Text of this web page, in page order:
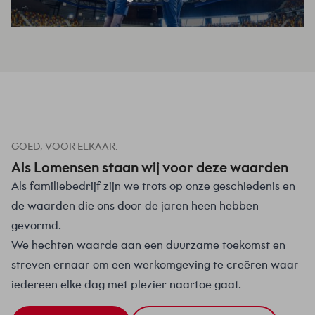
GOED, VOOR ELKAAR.
Als Lomensen staan wij voor deze waarden
Als familiebedrijf zijn we trots op onze geschiedenis en
de waarden die ons door de jaren heen hebben
gevormd.
We hechten waarde aan een duurzame toekomst en
streven ernaar om een werkomgeving te creëren waar
iedereen elke dag met plezier naartoe gaat.